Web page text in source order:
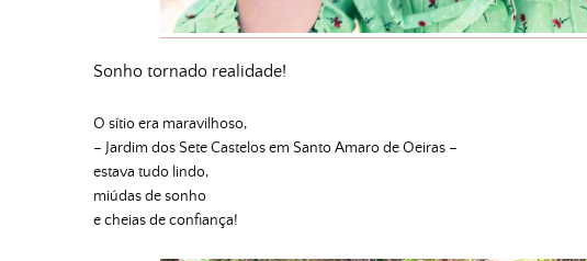
Sonho tornado realidade!
O sítio era maravilhoso,
– Jardim dos Sete Castelos em Santo Amaro de Oeiras –
estava tudo lindo,
miúdas de sonho
e cheias de confiança!